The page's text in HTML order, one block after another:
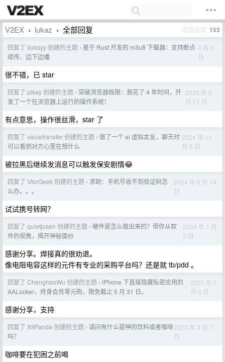
V2EX › lukaz › 全部回复 回复总数 153
回复了 liubsyy 创建的主题 › 基于 Rust 开发的 m3u8 下载器：支持断点
续传、边下边播
4 月 6
日
很不错，已 star
回复了 pikay 创建的主题 › 突破浏览器极限：我花了 4 年时间，开
发了一个在浏览器上运行的操作系统！
2025 年 6
月 11 日
有点意思，操作很丝滑，star 了
回复了 valuetransfer 创建的主题 › 做了一个 ai 虚拟女友，聊天时
可以看到对方心里在想什么
2024 年 11
月 6 日
被拉黑后继续发消息可以触发保安剧情😂
回复了 VforGeek 创建的主题 › 求助：手机号收不到验证码怎
么办。。。
2024 年 6 月 14
日
试试携号转网？
回复了 quietjosen 创建的主题 › 硬件是怎么做出来的？带你从软
件的视角，揭开神秘面纱
2024 年 1 月
2 日
感谢分享。焊接真的很劝退。
像电阻电容这样的元件有专业的采购平台吗？还是就 tb/pdd 。
回复了 ChenghaoWu 创建的主题 › iPhone 下直接隐藏私密应用的
AALocker，终身会员零元购，限免截止 5 月 31 日。
2023 年 5
月 6 日
感谢分享，支持
回复了 XIIPanda 创建的主题 › 请问有什么提神的饮料或者咖啡
吗？
2023 年 3 月 7
日
咖啡要在犯困之前喝